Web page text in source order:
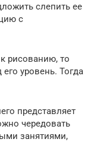
слепить ее
с
рисованию, то
уровень. Тогда
представляет
чередовать
занятиями,